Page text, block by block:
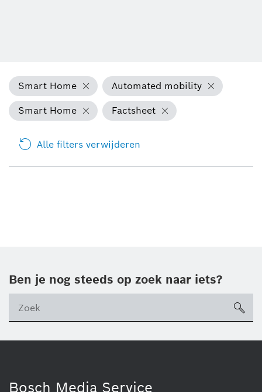
Smart Home
Automated mobility
Smart Home
Factsheet
Alle filters verwijderen
Ben je nog steeds op zoek naar iets?
Bosch Media Service